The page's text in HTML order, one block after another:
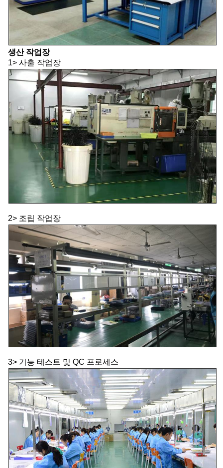
생산 작업장
1> 사출 작업장
2> 조립 작업장
3> 기능 테스트 및 QC 프로세스